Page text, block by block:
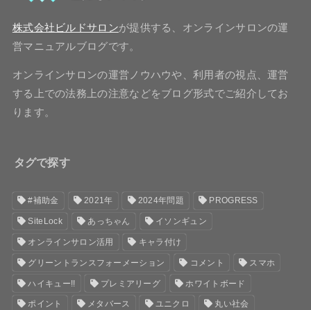
株式会社ビルドサロンが提供する、オンラインサロンの運
営マニュアルブログです。
オンラインサロンの運営ノウハウや、利用者の視点、運営
する上での法務上の注意などをブログ形式でご紹介してお
ります。
タグで探す
#補助金 2021年 2024年問題 PROGRESS
SiteLock あっちゃん イソンギュン
オンラインサロン活用 キャラ付け
グリーントランスフォーメーション コメント スマホ
ハイキュー!! プレミアリーグ ホワイトボード
ポイント メタバース ユニクロ 丸い社会